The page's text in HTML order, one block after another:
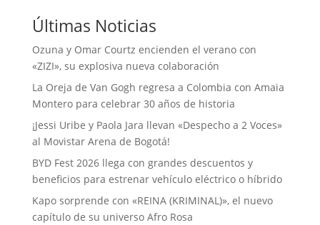
Últimas Noticias
Ozuna y Omar Courtz encienden el verano con
«ZIZI», su explosiva nueva colaboración
La Oreja de Van Gogh regresa a Colombia con Amaia
Montero para celebrar 30 años de historia
¡Jessi Uribe y Paola Jara llevan «Despecho a 2 Voces»
al Movistar Arena de Bogotá!
BYD Fest 2026 llega con grandes descuentos y
beneficios para estrenar vehículo eléctrico o híbrido
Kapo sorprende con «REINA (KRIMINAL)», el nuevo
capítulo de su universo Afro Rosa